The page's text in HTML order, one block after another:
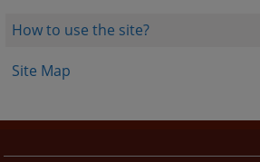
How to use the site?
Site Map